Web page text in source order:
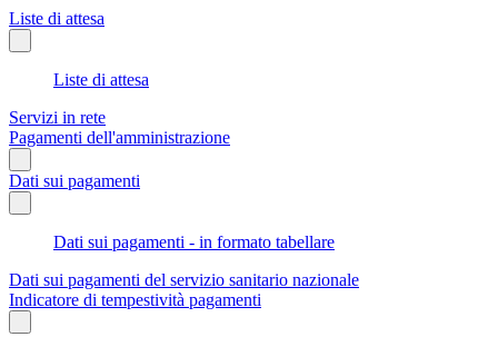
Liste di attesa
Liste di attesa
Servizi in rete
Pagamenti dell'amministrazione
Dati sui pagamenti
Dati sui pagamenti - in formato tabellare
Dati sui pagamenti del servizio sanitario nazionale
Indicatore di tempestività pagamenti